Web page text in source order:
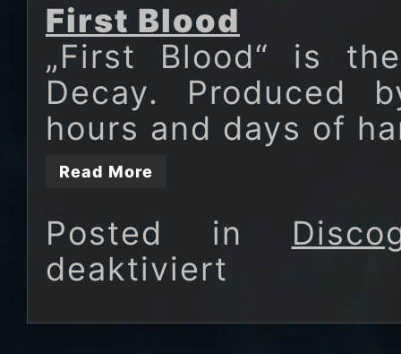
First Blood
„First Blood“ is
Decay. Produced
hours and days of
Read More
Posted in
deaktiviert